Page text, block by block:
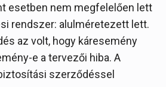
esetben nem megfelelően lett
rendszer: alulméretezett lett.
az volt, hogy káresemény
e a tervezői hiba. A
szerződéssel